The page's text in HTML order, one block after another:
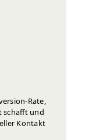
Rate,
schafft und
Kontakt